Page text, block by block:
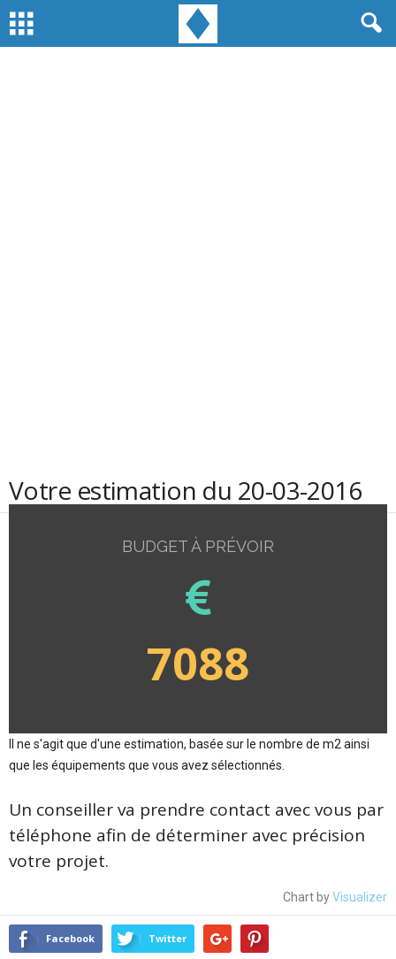
Votre estimation du 20-03-2016
BUDGET À PRÉVOIR
7088
Il ne s'agit que d'une estimation, basée sur le nombre de m2 ainsi
que les équipements que vous avez sélectionnés.
Un conseiller va prendre contact avec vous par
téléphone afin de déterminer avec précision
votre projet.
Chart byVisualizer
Facebook Twitter